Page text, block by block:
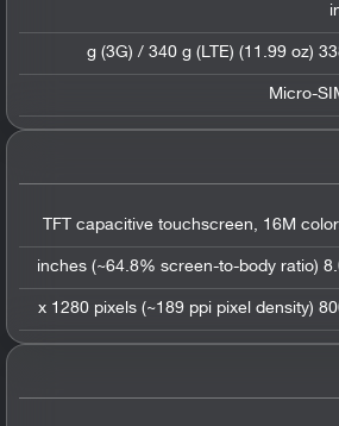
338 g (3G) / 340 g
Micro-
TFT capacitive touchscreen, 16M
8.0 inches (~64.8%
800 x 1280 pixels (~189